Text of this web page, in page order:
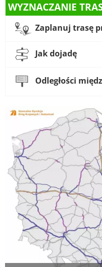
WYZNACZANIE
Zaplanuj trasę
Jak dojadę
Odległości